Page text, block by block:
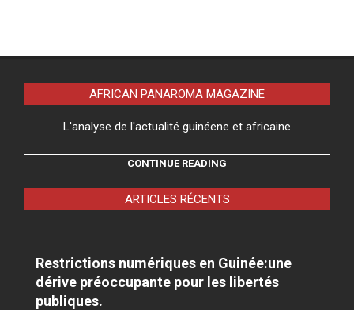
AFRICAN PANAROMA MAGAZINE
L'analyse de l'actualité guinéene et africaine
CONTINUE READING
ARTICLES RÉCENTS
Restrictions numériques en Guinée:une
dérive préoccupante pour les libertés
publiques.